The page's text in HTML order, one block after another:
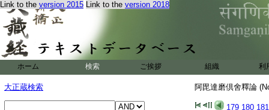
Link to the version 2015 Link to the version 2018
ホーム 検索 ご挨拶 組織 利
大正蔵検索 阿毘達磨倶舍釋論
179 180 181
此義如前。是外國
別異相。偈曰。二
想定無心定。依欲
色界修得無色定。
二有想諸天。住於
入無心定。五無想
是彼有。由此文句
欲色二界。此中是
道。釋曰。此滅心